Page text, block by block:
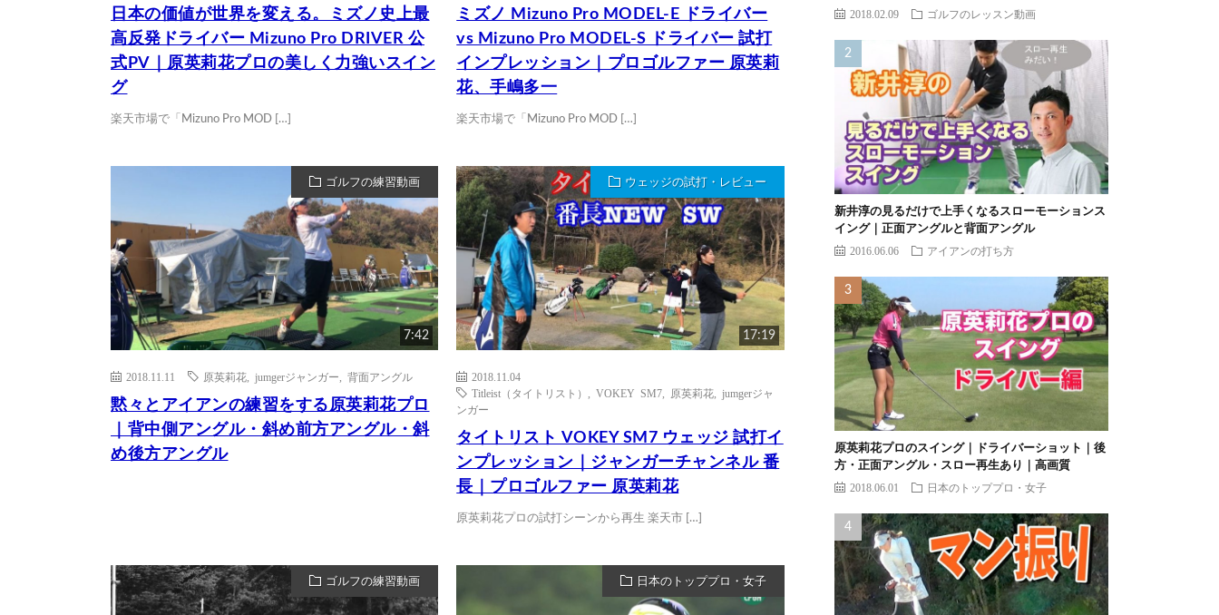
日本の価値が世界を変える。ミズノ史上最
高反発ドライバー Mizuno Pro DRIVER 公
式PV｜原英莉花プロの美しく力強いスイン
グ
楽天市場で「Mizuno Pro MOD […]
ミズノ Mizuno Pro MODEL-E ドライバー
vs Mizuno Pro MODEL-S ドライバー 試打
インプレッション｜プロゴルファー 原英莉
花、手嶋多一
楽天市場で「Mizuno Pro MOD […]
ゴルフの練習動画
7:42
2018.11.11 原英莉花 jumgerジャンガー 背面アングル
黙々とアイアンの練習をする原英莉花プロ
｜背中側アングル・斜め前方アングル・斜
め後方アングル
ウェッジの試打・レビュー
17:19
2018.11.04
Titleist（タイトリスト）
,VOKEY SM7 原英莉花 ,jumgerジャ
ンガー
タイトリスト VOKEY SM7 ウェッジ 試打イ
ンプレッション｜ジャンガーチャンネル 番
長｜プロゴルファー 原英莉花
原英莉花プロの試打シーンから再生 楽天市 […]
ゴルフの練習動画 日本のトッププロ・女子
2018.02.09 ゴルフのレッスン動画
新井淳の見るだけで上手くなるスローモーションス
イング｜正面アングルと背面アングル
2016.06.06 アイアンの打ち方
原英莉花プロのスイング｜ドライバーショット｜後
方・正面アングル・スロー再生あり｜高画質
2018.06.01 日本のトッププロ・女子